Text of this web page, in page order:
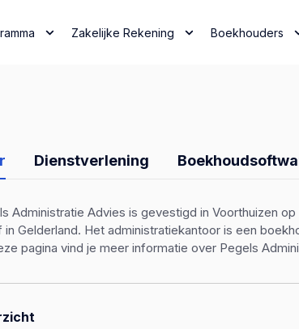
Zakelijke Rekening Boekhouders
Dienstverlening
Administratie Advies is gevestigd in Voorthuizen
Gelderland. Het administratiekantoor is een
pagina vind je meer informatie over Pegels